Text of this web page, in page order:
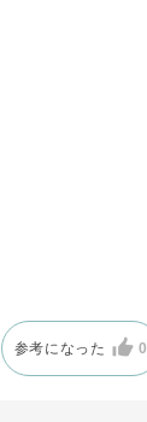
参考になった 0